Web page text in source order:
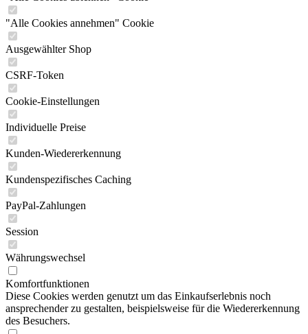
"Alle Cookies annehmen" Cookie
Ausgewählter Shop
CSRF-Token
Cookie-Einstellungen
Individuelle Preise
Kunden-Wiedererkennung
Kundenspezifisches Caching
PayPal-Zahlungen
Session
Währungswechsel
Komfortfunktionen
Diese Cookies werden genutzt um das Einkaufserlebnis noch
ansprechender zu gestalten, beispielsweise für die Wiedererkennung
des Besuchers.